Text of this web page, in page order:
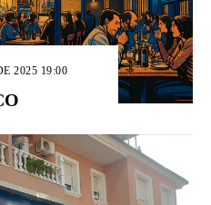
2025 19:00